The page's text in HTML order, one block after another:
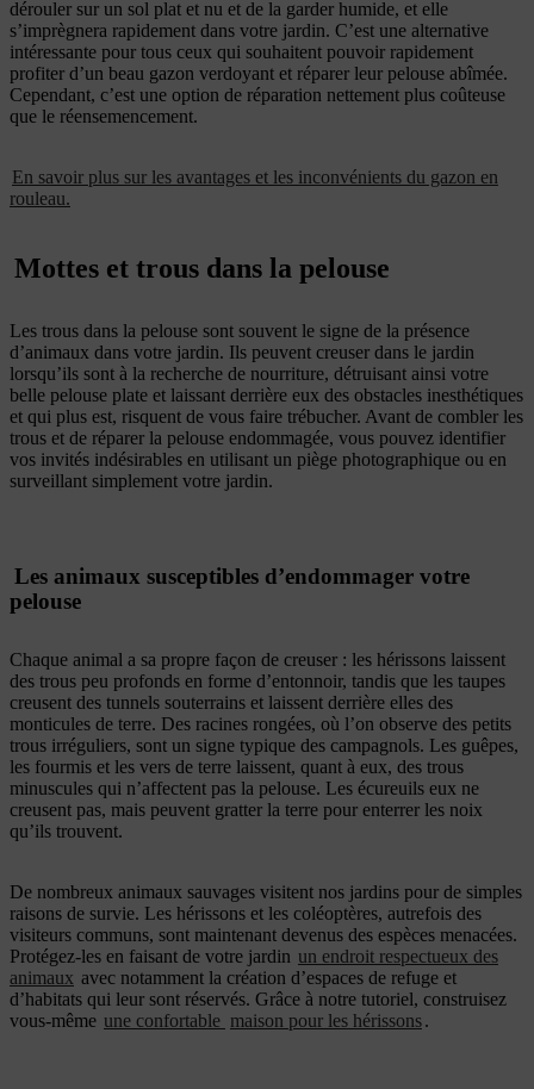
dérouler sur un sol plat et nu et de la garder humide, et elle
s’imprègnera rapidement dans votre jardin. C’est une alternative
intéressante pour tous ceux qui souhaitent pouvoir rapidement
profiter d’un beau gazon verdoyant et réparer leur pelouse abîmée.
Cependant, c’est une option de réparation nettement plus coûteuse
que le réensemencement.
En savoir plus sur les avantages et les inconvénients du gazon en
rouleau.
Mottes et trous dans la pelouse
Les trous dans la pelouse sont souvent le signe de la présence
d’animaux dans votre jardin. Ils peuvent creuser dans le jardin
lorsqu’ils sont à la recherche de nourriture, détruisant ainsi votre
belle pelouse plate et laissant derrière eux des obstacles inesthétiques
et qui plus est, risquent de vous faire trébucher. Avant de combler les
trous et de réparer la pelouse endommagée, vous pouvez identifier
vos invités indésirables en utilisant un piège photographique ou en
surveillant simplement votre jardin.
Les animaux susceptibles d’endommager votre
pelouse
Chaque animal a sa propre façon de creuser : les hérissons laissent
des trous peu profonds en forme d’entonnoir, tandis que les taupes
creusent des tunnels souterrains et laissent derrière elles des
monticules de terre. Des racines rongées, où l’on observe des petits
trous irréguliers, sont un signe typique des campagnols. Les guêpes,
les fourmis et les vers de terre laissent, quant à eux, des trous
minuscules qui n’affectent pas la pelouse. Les écureuils eux ne
creusent pas, mais peuvent gratter la terre pour enterrer les noix
qu’ils trouvent.
De nombreux animaux sauvages visitent nos jardins pour de simples
raisons de survie. Les hérissons et les coléoptères, autrefois des
visiteurs communs, sont maintenant devenus des espèces menacées.
Protégez-les en faisant de votre jardin un endroit respectueux des
animaux avec notamment la création d’espaces de refuge et
d’habitats qui leur sont réservés. Grâce à notre tutoriel, construisez
vous-même une confortable maison pour les hérissons.